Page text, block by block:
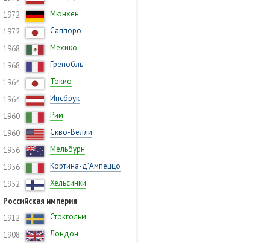
1972
Мюнхен
1972
Саппоро
1968
Мехико
1968
Гренобль
1964
Токио
1964
Инсбрук
1960
Рим
1960
Скво-Велли
1956
Мельбурн
1956
Кортина-д’Ампеццо
1952
Хельсинки
Российская империя
1912
Стокгольм
1908
Лондон